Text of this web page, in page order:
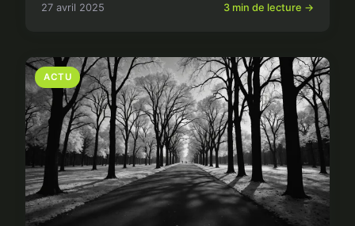
27 avril 2025 3 min de lecture →
ACTU